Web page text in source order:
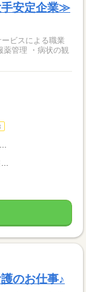
安定企業≫
ビスによる職業
管理 ・病状の観
のお仕事♪